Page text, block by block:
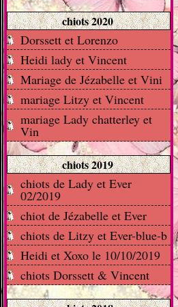
chiots 2020
Dorssett et Lorenzo
Heidi lady et Vincent
Mariage de Jézabelle et Vini
mariage Litzy et Vincent
mariage Lady chatterley et
Vin
chiots 2019
chiots de Lady et Ever
02/2019
chiot de Jézabelle et Ever
chiots de Litzy et Ever-blue-b
Heidi et Xoxo le 10/10/2019
chiots Dorssett & Vincent